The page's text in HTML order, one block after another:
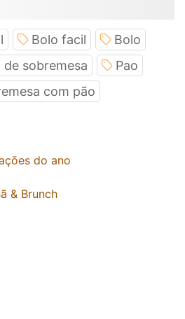
Bolo facil
Bolo
sobremesa
Pao
com pão
do ano
& Brunch